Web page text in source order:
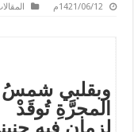
1421/06/12م
وبقلبي شمسُ
المجرَّةِ تُوقَدْ
لِزمانٍ فيهِ